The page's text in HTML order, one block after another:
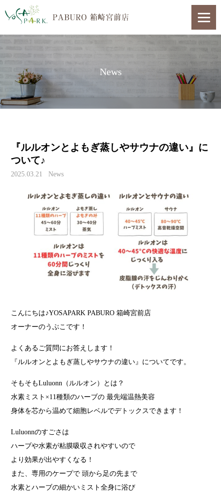
News
『ルルオンとよもぎ蒸しやサウナの違い』に
ついて♪
2025.03.21 News
こんにちは♪YOSAPARK PABURO 箱崎宮前店
オーナーのうぶこです！
よくあるご質問にお答えします！
『ルルオンとよもぎ蒸しやサウナの違い』についてです。
そもそもLuluonn（ルルオン）とは？
水素ミスト×11種類のハーブの 最先端温熱美容
身体を芯から温めて細胞レベルでデトックスできます！
Luluonnのすごさは
ハーブや水素が粘膜吸収されやすいので
より効果が出やすくなる！
また、専用のケープで 頭から足の先まで
水素とハーブの細かいミスト全身に浴び